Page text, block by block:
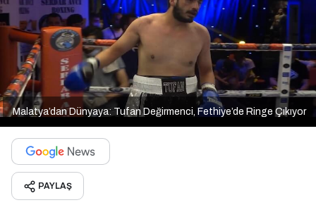
Malatya’dan Dünyaya: Tufan Değirmenci, Fethiye’de Ringe Çıkıyor
PAYLAŞ